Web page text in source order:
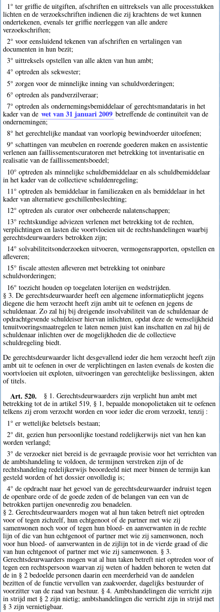
1° ter griffie de uitgiften, afschriften en uittreksels van alle processtukken
lichten en de verzoekschriften indienen die zij krachtens de wet kunnen
ondertekenen, evenals ter griffie neerleggen van alle andere
verzoekschriften;
2° voor eensluidend tekenen van afschriften en vertalingen van
documenten in hun bezit;
3° uittreksels opstellen van alle akten van hun ambt;
4° optreden als sekwester;
5° zorgen voor de minnelijke inning van schuldvorderingen;
6° optreden als pandverzilveraar;
7° optreden als ondernemingsbemiddelaar of gerechtsmandataris in het
kader van de wet van 31 januari 2009 betreffende de continuïteit van de
ondernemingen;
8° het gerechtelijke mandaat van voorlopig bewindvoerder uitoefenen;
9° schattingen van meubelen en roerende goederen maken en assistentie
verlenen aan faillissementscuratoren met betrekking tot inventarisatie en
realisatie van de faillissementsboedel;
10° optreden als minnelijke schuldbemiddelaar en als schuldbemiddelaar
in het kader van de collectieve schuldenregeling;
11° optreden als bemiddelaar in familiezaken en als bemiddelaar in het
kader van alternatieve geschillenbeslechting;
12° optreden als curator over onbeheerde nalatenschappen;
13° rechtskundige adviezen verlenen met betrekking tot de rechten,
verplichtingen en lasten die voortvloeien uit de rechtshandelingen waarbij
gerechtsdeurwaarders betrokken zijn;
14° solvabiliteitsonderzoeken uitvoeren, vermogensrapporten, opstellen en
afleveren;
15° fiscale attesten afleveren met betrekking tot oninbare
schuldvorderingen;
16° toezicht houden op toegelaten loterijen en wedstrijden.
§ 3. De gerechtsdeurwaarder heeft een algemene informatieplicht jegens
diegene die hem verzocht heeft zijn ambt uit te oefenen en jegens de
schuldenaar. Zo zal hij bij dreigende insolvabiliteit van de schuldenaar de
opdrachtgevende schuldeiser hiervan inlichten, opdat deze de wenselijkheid
tenuitvoeringsmaatregelen te laten nemen juist kan inschatten en zal hij de
schuldenaar inlichten over de mogelijkheden die de collectieve
schuldregeling biedt.
De gerechtsdeurwaarder licht desgevallend ieder die hem verzocht heeft zijn
ambt uit te oefenen in over de verplichtingen en lasten evenals de kosten die
voortvloeien uit exploten, uitvoeringen van gerechtelijke beslissingen, akten
of titels.
Art. 520.
§ 1. Gerechtsdeurwaarders zijn verplicht hun ambt met
betrekking tot de in artikel 519, § 1, bepaalde monopolietaken uit te oefenen
telkens zij erom verzocht worden en voor ieder die erom verzoekt, tenzij :
1° er wettelijke beletsels bestaan;
2° dit, gezien hun persoonlijke toestand redelijkerwijs niet van hen kan
worden verlangd;
3° de verzoeker niet bereid is de gevraagde provisie voor het verrichten van
de ambtshandeling te voldoen, de termijnen verstreken zijn of de
rechtshandeling redelijkerwijs beoordeeld niet meer binnen de termijn kan
gesteld worden of het dossier onvolledig is;
4° de opdracht naar het gevoel van de gerechtsdeurwaarder indruist tegen
de openbare orde of de goede zeden of de belangen van een van de
betrokken partijen onevenredig zou benadelen.
§ 2. Gerechtsdeurwaarders mogen wat al hun taken betreft niet optreden
voor of tegen zichzelf, hun echtgenoot of de partner met wie zij
samenwonen noch voor of tegen hun bloed- en aanverwanten in de rechte
lijn of die van hun echtgenoot of partner met wie zij samenwonen, noch
voor hun bloed- of aanverwanten in de zijlijn tot in de vierde graad of die
van hun echtgenoot of partner met wie zij samenwonen. § 3.
Gerechtsdeurwaarders mogen wat al hun taken betreft niet optreden voor of
tegen een rechtspersoon waarvan zij weten of hadden behoren te weten dat
de in § 2 bedoelde personen daarin een meerderheid van de aandelen
bezitten of de functie vervullen van zaakvoerder, dagelijks bestuurder of
voorzitter van de raad van bestuur. § 4. Ambtshandelingen die verricht zijn
in strijd met § 2 zijn nietig; ambtshandelingen die verricht zijn in strijd met
§ 3 zijn vernietigbaar.